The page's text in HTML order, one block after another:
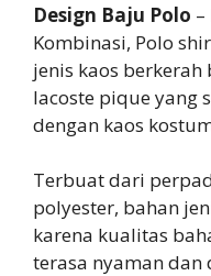
Design Baju Polo
Kombinasi, Polo
jenis kaos
lacoste pique yang
dengan kaos
Terbuat dari
polyester, bahan
karena kualitas
terasa nyaman